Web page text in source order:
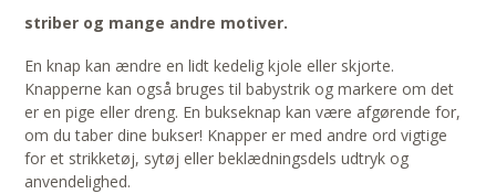
striber og mange andre motiver.
En knap kan ændre en lidt kedelig kjole eller skjorte.
Knapperne kan også bruges til babystrik og markere om det
er en pige eller dreng. En bukseknap kan være afgørende for,
om du taber dine bukser! Knapper er med andre ord vigtige
for et strikketøj, sytøj eller beklædningsdels udtryk og
anvendelighed.